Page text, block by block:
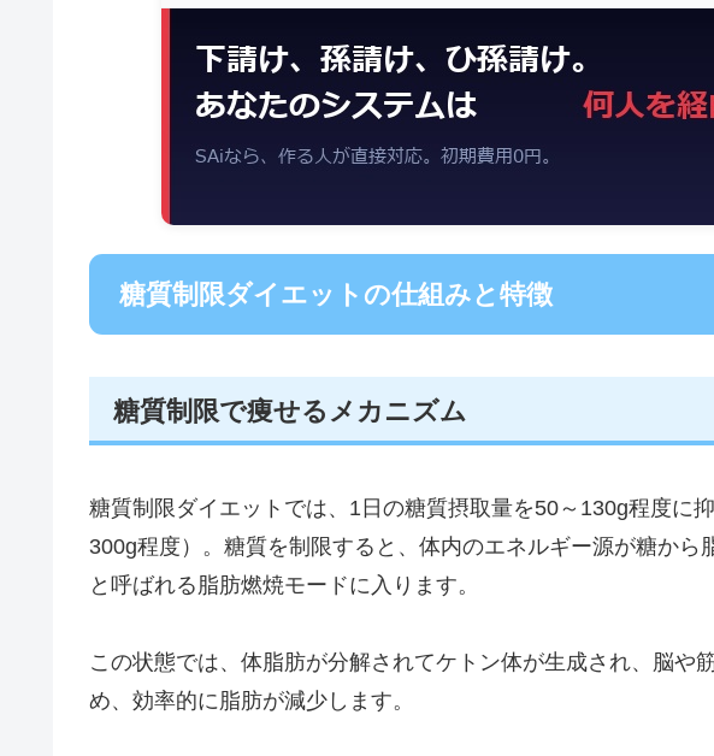
糖質制限ダイエットの仕組みと特徴
糖質制限で痩せるメカニズム
糖質制限ダイエットでは、1日の糖質摂取量を50～130g程度に
300g程度）。糖質を制限すると、体内のエネルギー源が糖から
と呼ばれる脂肪燃焼モードに入ります。
この状態では、体脂肪が分解されてケトン体が生成され、脳や
め、効率的に脂肪が減少します。